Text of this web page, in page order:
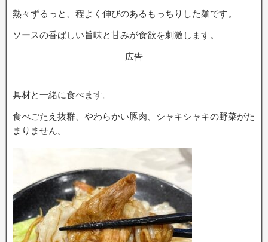
熱々ずるっと、程よく伸びのあるもっちりした麺です。
ソースの香ばしい旨味と甘みが食欲を刺激します。
広告
具材と一緒に食べます。
食べごたえ抜群、やわらかい豚肉、シャキシャキの野菜がた
まりません。